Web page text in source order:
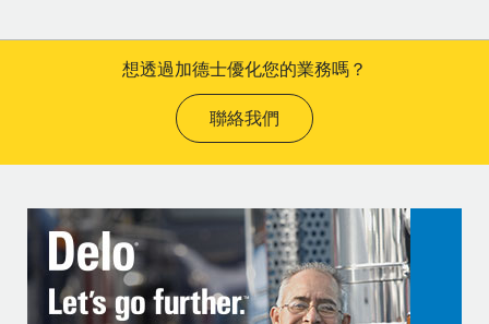
想透過加德士優化您的業務嗎？
聯絡我們